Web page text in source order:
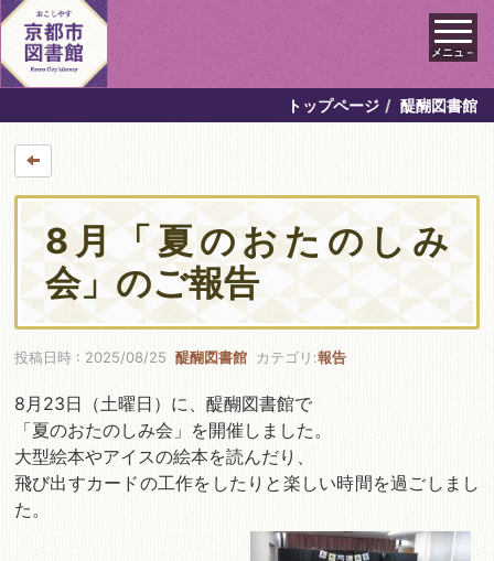
メニュ－
トップページ 醍醐図書館
8月「夏のおたのしみ
会」のご報告
投稿日時 : 2025/08/25 醍醐図書館カテゴリ:報告
8月23日（土曜日）に、醍醐図書館で
「夏のおたのしみ会」を開催しました。
大型絵本やアイスの絵本を読んだり、
飛び出すカードの工作をしたりと楽しい時間を過ごしまし
た。